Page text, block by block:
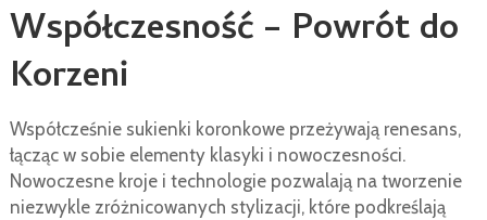
Współczesność – Powrót do
Korzeni
Współcześnie sukienki koronkowe przeżywają renesans,
łącząc w sobie elementy klasyki i nowoczesności.
Nowoczesne kroje i technologie pozwalają na tworzenie
niezwykle zróżnicowanych stylizacji, które podkreślają